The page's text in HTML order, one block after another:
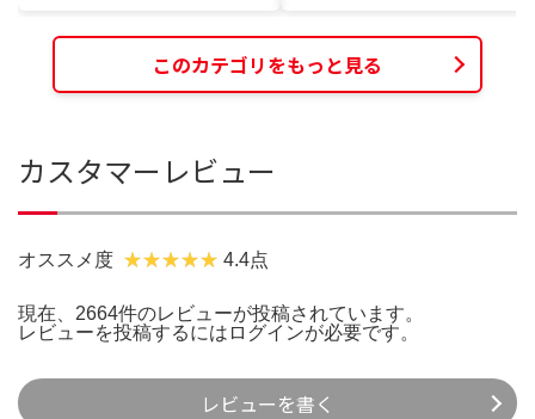
このカテゴリをもっと見る
カスタマーレビュー
オススメ度 4.4点
現在、2664件のレビューが投稿されています。
レビューを投稿するには ログインが必要です。
レビューを書く